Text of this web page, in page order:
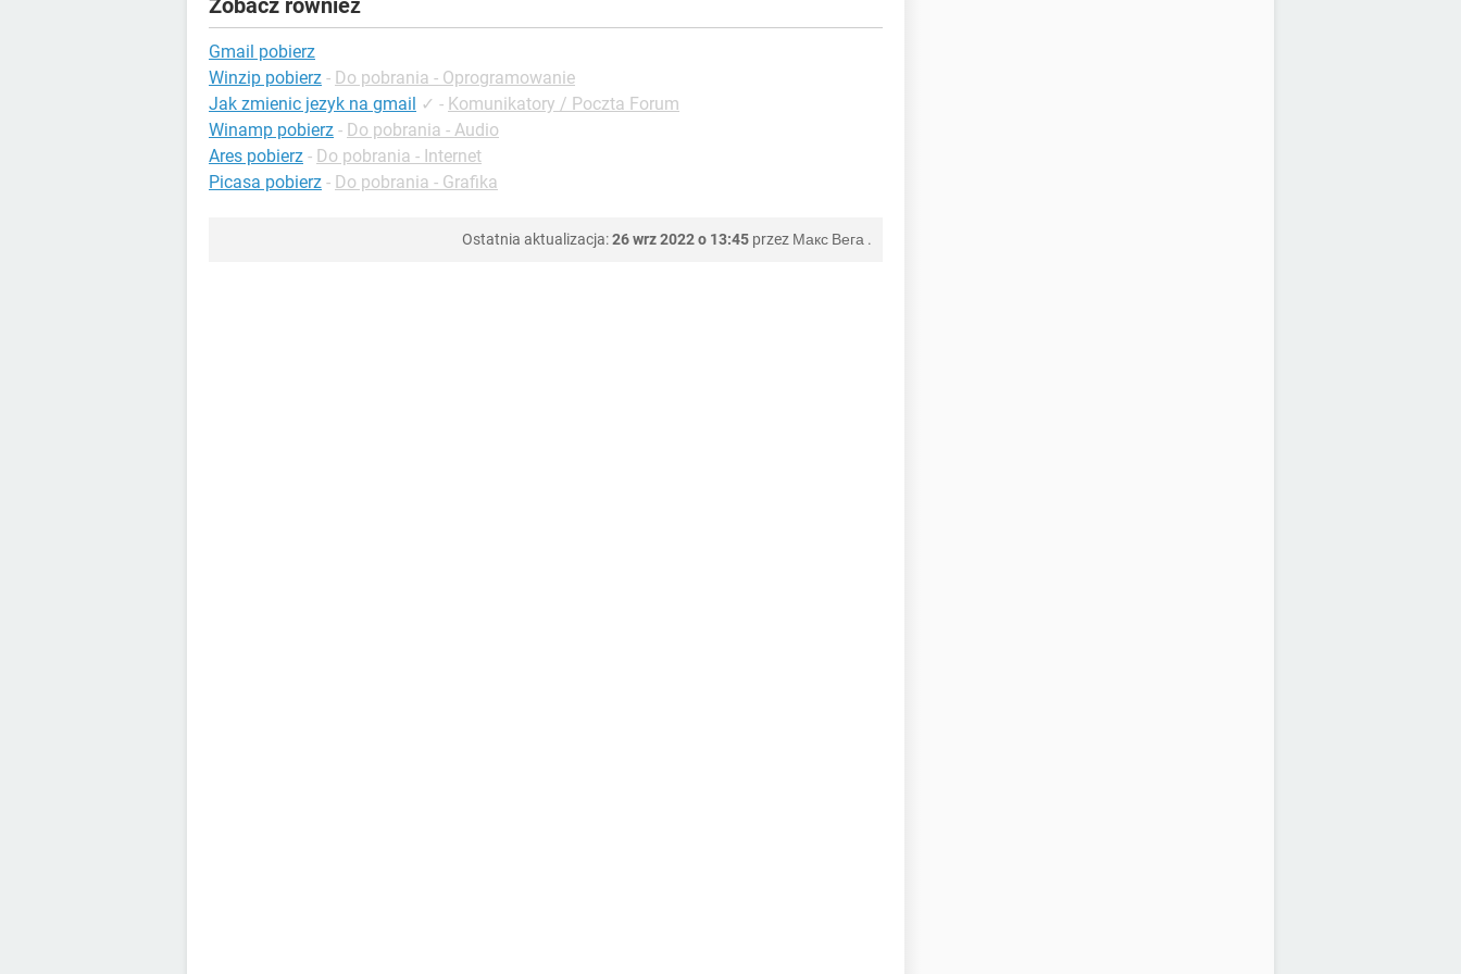
Zobacz również
Gmail pobierz
Winzip pobierz - Do pobrania - Oprogramowanie
Jak zmienic jezyk na gmail
✓ - Komunikatory / Poczta Forum
Winamp pobierz - Do pobrania - Audio
Ares pobierz - Do pobrania - Internet
Picasa pobierz - Do pobrania - Grafika
Ostatnia aktualizacja:26 wrz 2022 o 13:45 przez Макс Вега .